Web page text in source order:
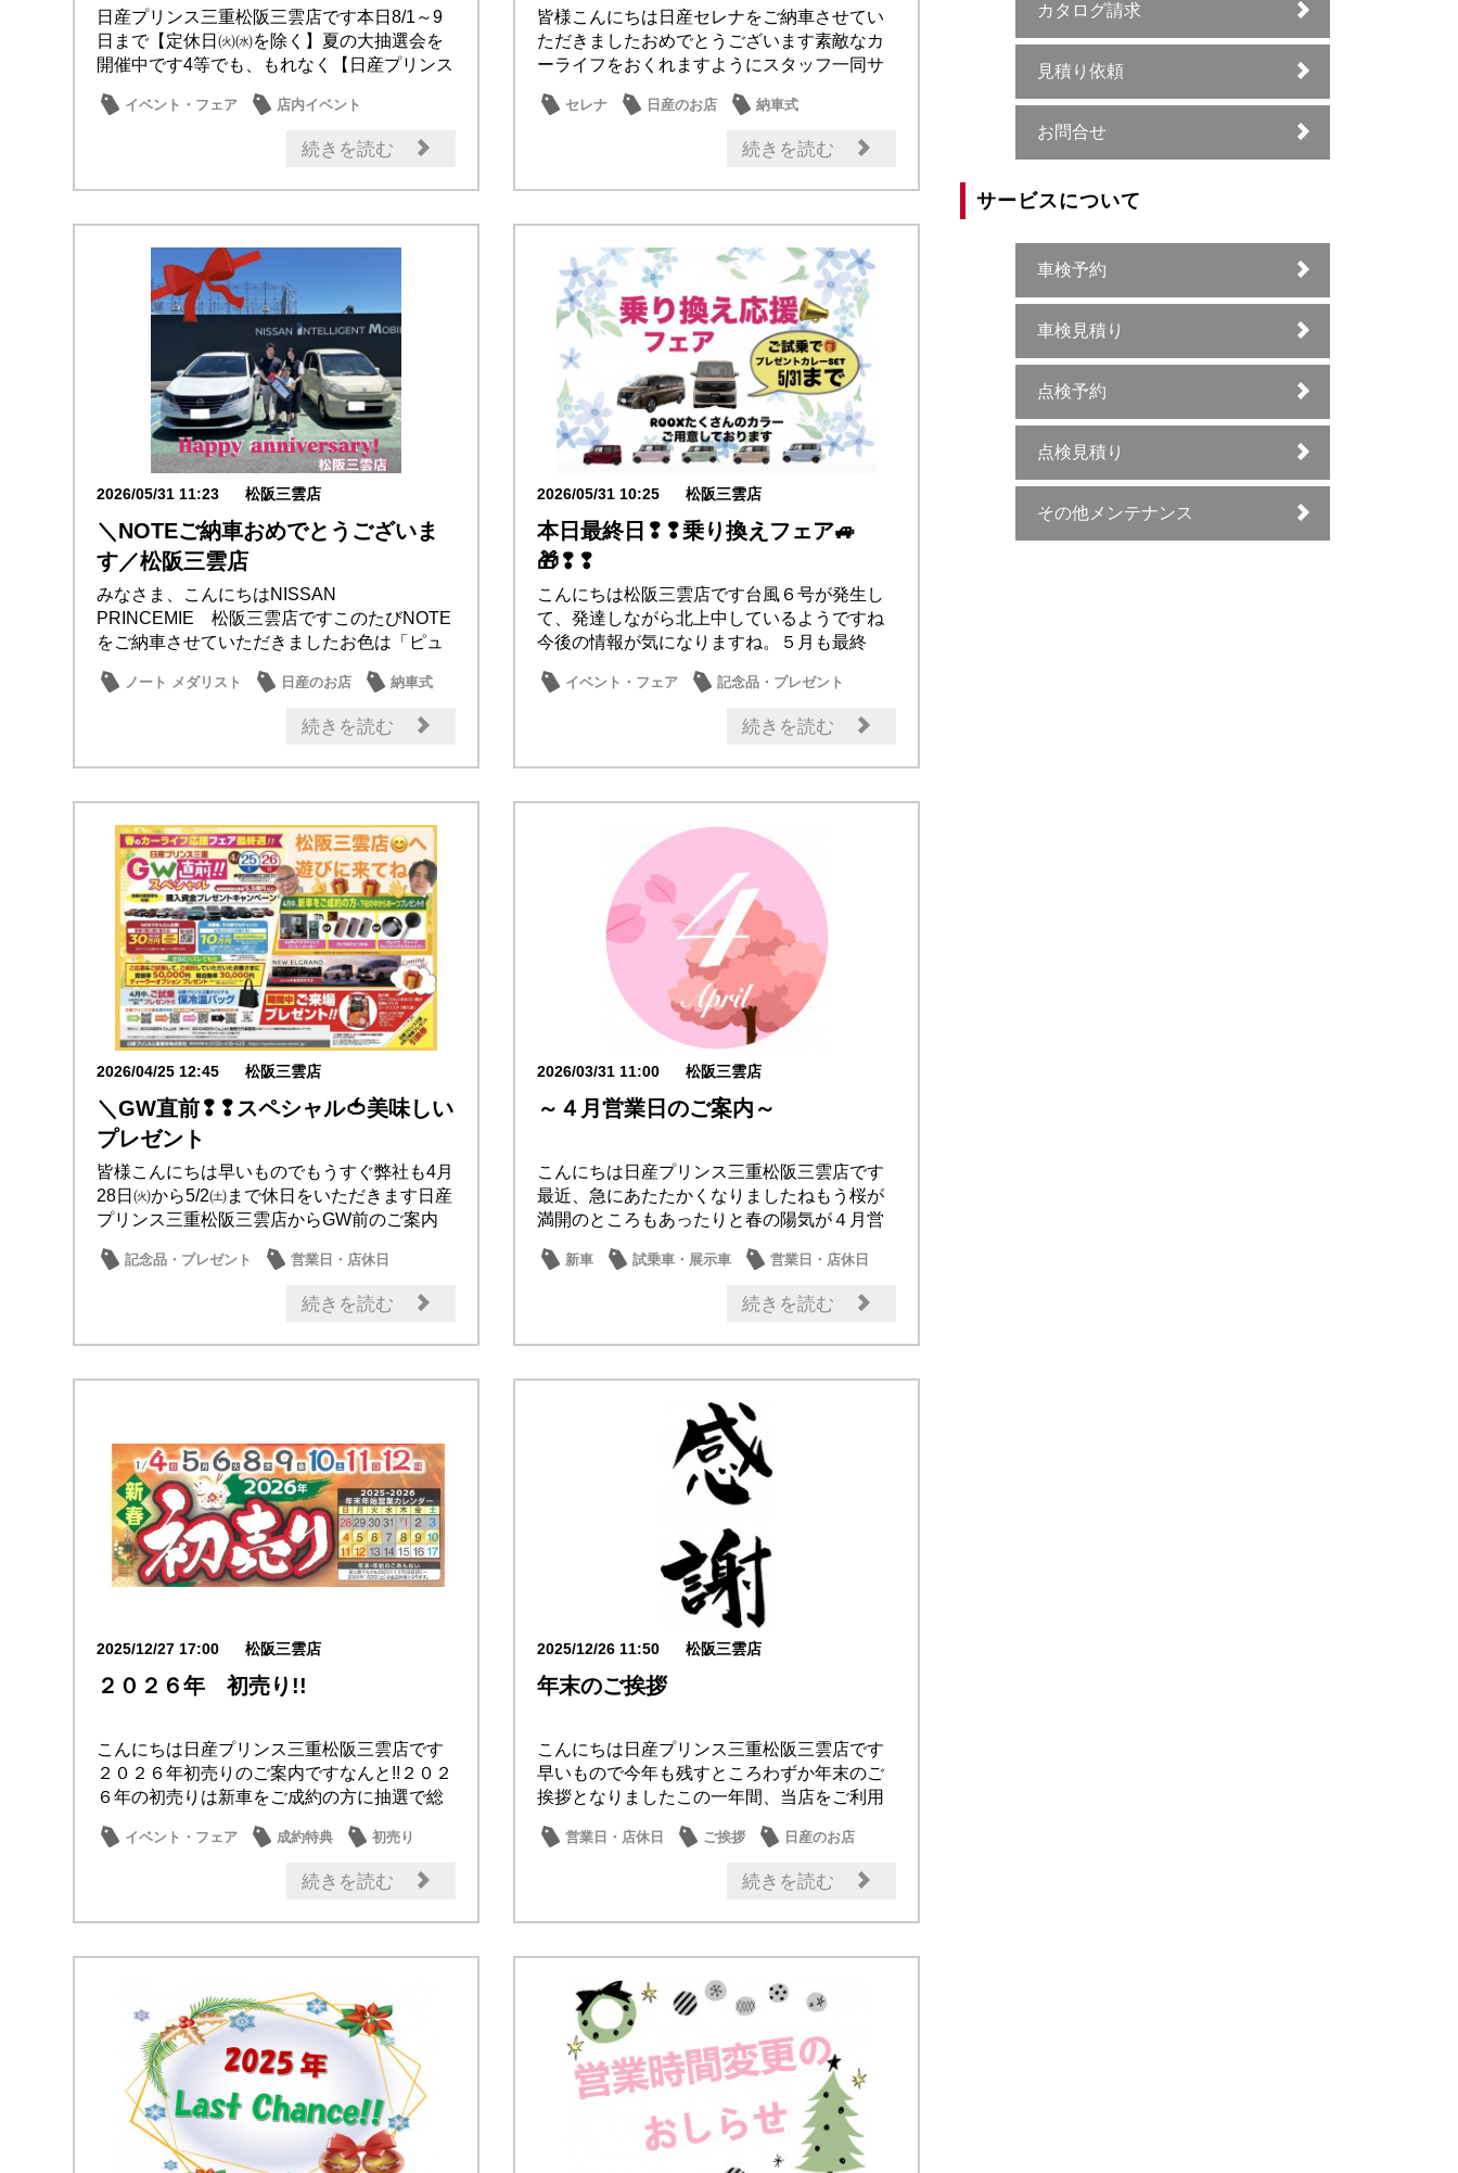
日産プリンス三重松阪三雲店です本日8/1～9
日まで【定休日㈫㈬を除く】夏の大抽選会を
開催中です4等でも、もれなく【日産プリンス
イベント・フェア
店内イベント
続きを読む
皆様こんにちは日産セレナをご納車させてい
ただきましたおめでとうございます素敵なカ
ーライフをおくれますようにスタッフ一同サ
セレナ 日産のお店 納車式
続きを読む
2026/05/31 11:23 松阪三雲店
＼NOTEご納車おめでとうございま
す／松阪三雲店
みなさま、こんにちはNISSAN
PRINCEMIE 松阪三雲店ですこのたびNOTE
をご納車させていただきましたお色は「ピュ
ノート メダリスト 日産のお店 納車式
続きを読む
2026/05/31 10:25 松阪三雲店
本日最終日❢❢乗り換えフェア🚙
🎁❢❢
こんにちは松阪三雲店です台風６号が発生し
て、発達しながら北上中しているようですね
今後の情報が気になりますね。５月も最終
イベント・フェア
記念品・プレゼント
続きを読む
2026/04/25 12:45 松阪三雲店
＼GW直前❢❢スペシャル🍅美味しい
プレゼント
皆様こんにちは早いものでもうすぐ弊社も4月
28日㈫から5/2㈯まで休日をいただきます日産
プリンス三重松阪三雲店からGW前のご案内
記念品・プレゼント
営業日・店休日
続きを読む
2026/03/31 11:00 松阪三雲店
～４月営業日のご案内～
こんにちは日産プリンス三重松阪三雲店です
最近、急にあたたかくなりましたねもう桜が
満開のところもあったりと春の陽気が４月営
新車 試乗車・展示車
営業日・店休日
続きを読む
2025/12/27 17:00 松阪三雲店
２０２６年 初売り!!
こんにちは日産プリンス三重松阪三雲店です
２０２６年初売りのご案内ですなんと!!２０２
６年の初売りは新車をご成約の方に抽選で総
イベント・フェア 成約特典
初売り
日産のお店
続きを読む
2025/12/26 11:50 松阪三雲店
年末のご挨拶
こんにちは日産プリンス三重松阪三雲店です
早いもので今年も残すところわずか年末のご
挨拶となりましたこの一年間、当店をご利用
営業日・店休日 ご挨拶 日産のお店
続きを読む
カタログ請求
見積り依頼
お問合せ
サービスについて
車検予約
車検見積り
点検予約
点検見積り
その他メンテナンス